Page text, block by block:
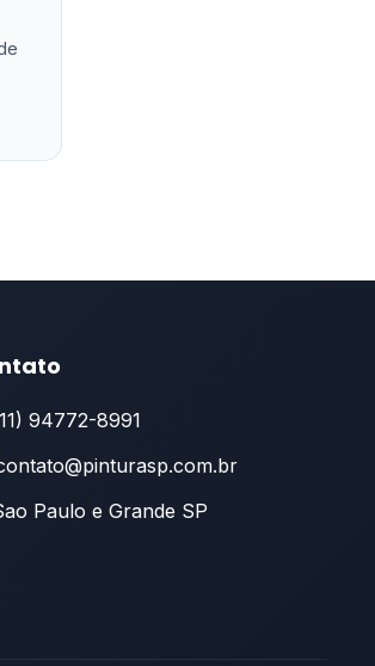
94772-8991
Paulo e Grande SP